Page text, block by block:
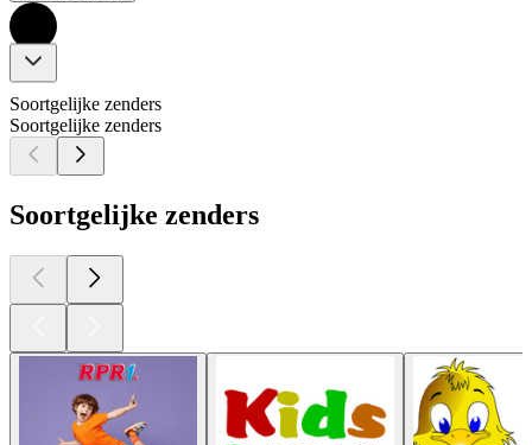
Soortgelijke zenders
Soortgelijke zenders
Soortgelijke zenders